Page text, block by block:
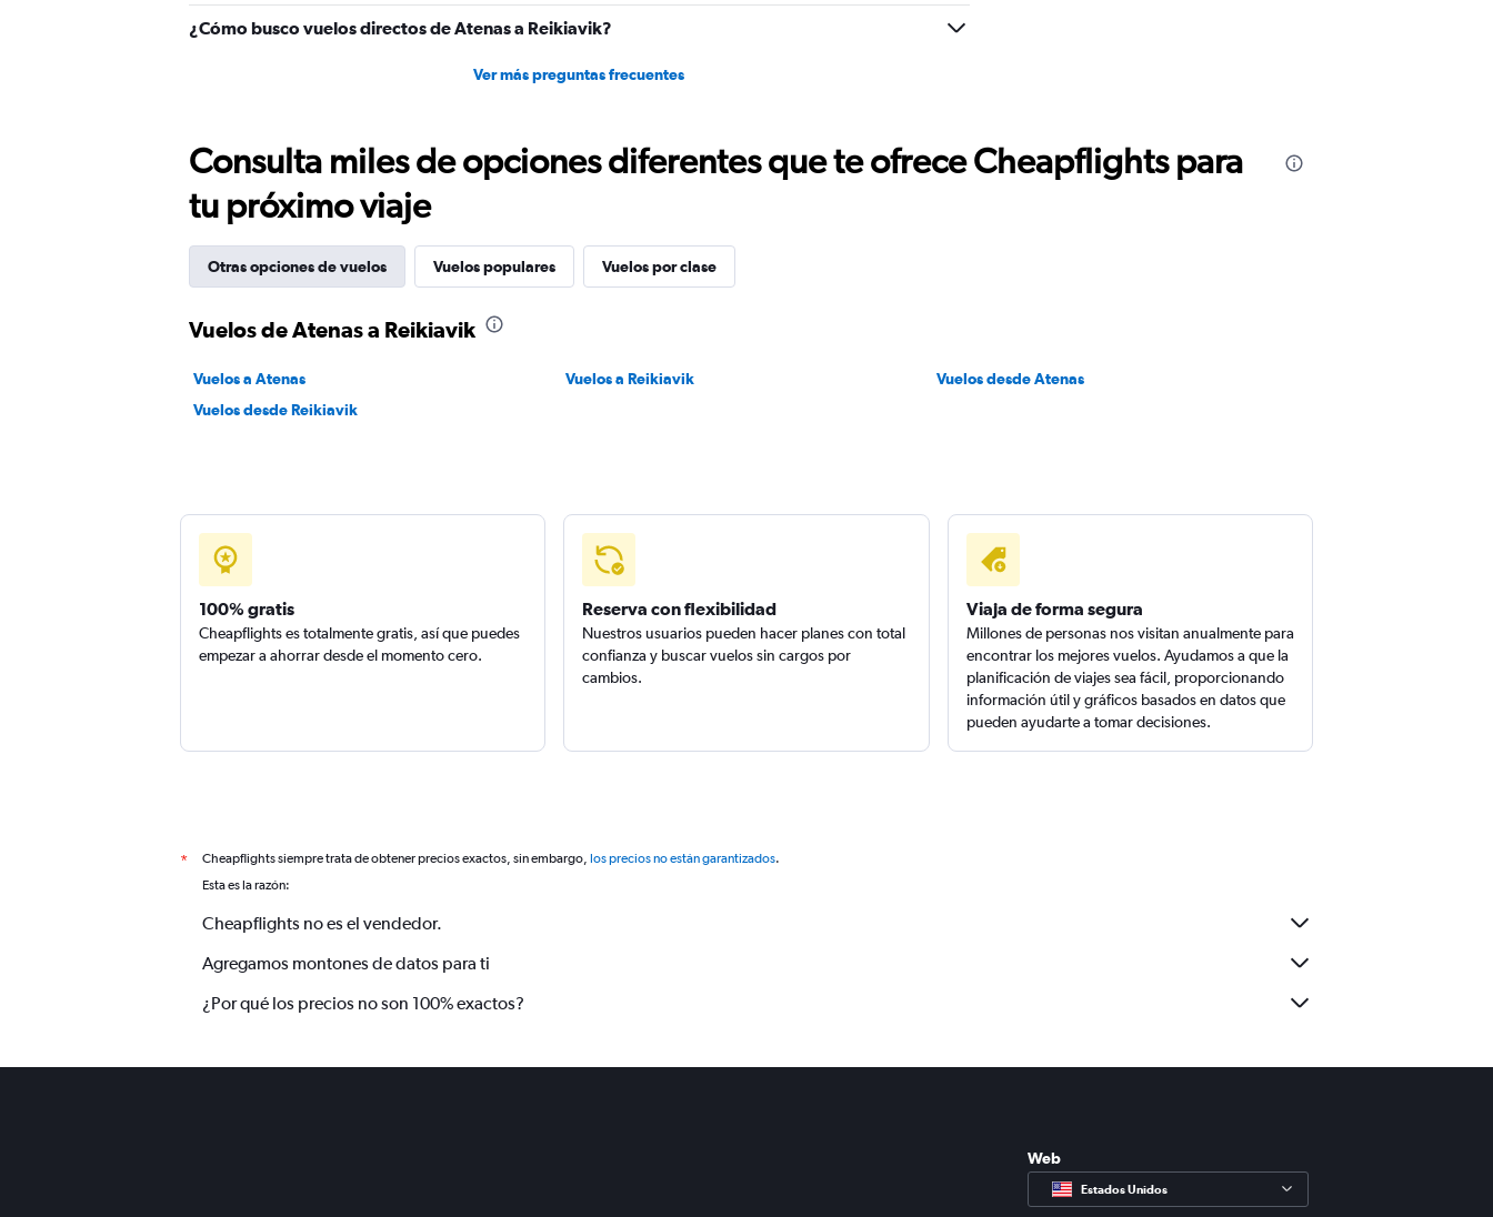
¿Cómo busco vuelos directos de Atenas a Reikiavik?
Ver más preguntas frecuentes
Consulta miles de opciones diferentes que te ofrece Cheapflights para
tu próximo viaje
Otras opciones de vuelos Vuelos populares Vuelos por clase
Vuelos de Atenas a Reikiavik
Vuelos a Atenas Vuelos a Reikiavik
Vuelos desde Atenas
Vuelos desde Reikiavik
100% gratis
Cheapflights es totalmente gratis, así que puedes
empezar a ahorrar desde el momento cero.
Reserva con flexibilidad
Nuestros usuarios pueden hacer planes con total
confianza y buscar vuelos sin cargos por
cambios.
Viaja de forma segura
Millones de personas nos visitan anualmente para
encontrar los mejores vuelos. Ayudamos a que la
planificación de viajes sea fácil, proporcionando
información útil y gráficos basados en datos que
pueden ayudarte a tomar decisiones.
* Cheapflights siempre trata de obtener precios exactos, sin embargo, los precios no están garantizados.
Esta es la razón:
Cheapflights no es el vendedor.
Agregamos montones de datos para ti
¿Por qué los precios no son 100% exactos?
Web
Estados Unidos